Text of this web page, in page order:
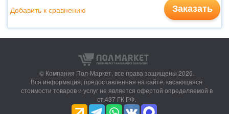
Заказать
Добавить к сравнению
© Компания Пол-Маркет, все права защищены 2026.
Вся информация, предоставленная на сайте, касающаяся
стоимости товаров и услуг не является офертой определяемой в
ст.437 ГК РФ.